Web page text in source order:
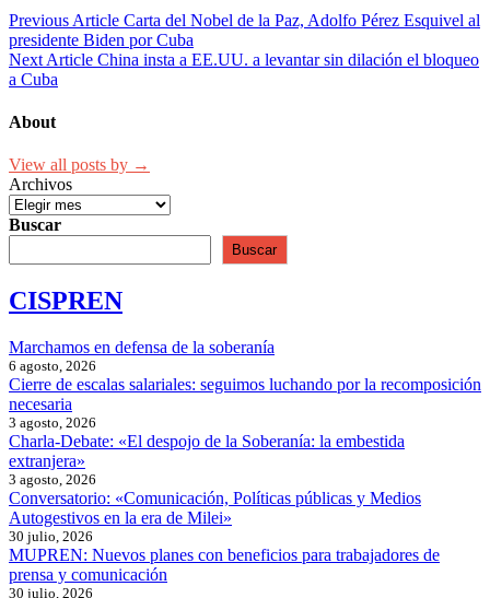
Previous Article Carta del Nobel de la Paz, Adolfo Pérez Esquivel al
presidente Biden por Cuba
Next Article China insta a EE.UU. a levantar sin dilación el bloqueo
a Cuba
About
View all posts by →
Archivos
Buscar
Buscar
CISPREN
Marchamos en defensa de la soberanía
6 agosto, 2026
Cierre de escalas salariales: seguimos luchando por la recomposición
necesaria
3 agosto, 2026
Charla-Debate: «El despojo de la Soberanía: la embestida
extranjera»
3 agosto, 2026
Conversatorio: «Comunicación, Políticas públicas y Medios
Autogestivos en la era de Milei»
30 julio, 2026
MUPREN: Nuevos planes con beneficios para trabajadores de
prensa y comunicación
30 julio, 2026